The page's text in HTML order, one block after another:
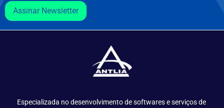
Assinar Newsletter
Especializada no desenvolvimento de softwares e serviços de